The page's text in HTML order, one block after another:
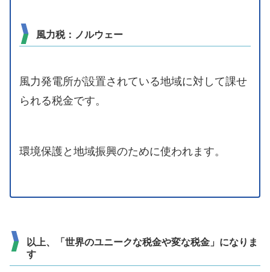
風力税：ノルウェー
風力発電所が設置されている地域に対して課せ
られる税金です。
環境保護と地域振興のために使われます。
以上、「世界のユニークな税金や変な税金」になりま
す